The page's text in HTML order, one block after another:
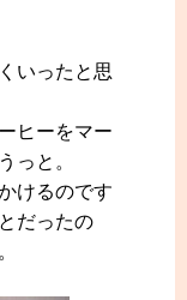
いったと思
ヒーをマー
っと。
けるのです
だったの